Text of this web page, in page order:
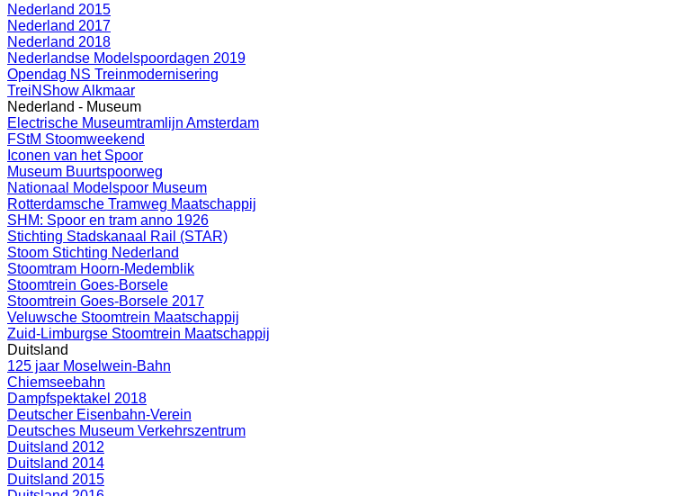
Nederland 2015
Nederland 2017
Nederland 2018
Nederlandse Modelspoordagen 2019
Opendag NS Treinmodernisering
TreiNShow Alkmaar
Nederland - Museum
Electrische Museumtramlijn Amsterdam
FStM Stoomweekend
Iconen van het Spoor
Museum Buurtspoorweg
Nationaal Modelspoor Museum
Rotterdamsche Tramweg Maatschappij
SHM: Spoor en tram anno 1926
Stichting Stadskanaal Rail (STAR)
Stoom Stichting Nederland
Stoomtram Hoorn-Medemblik
Stoomtrein Goes-Borsele
Stoomtrein Goes-Borsele 2017
Veluwsche Stoomtrein Maatschappij
Zuid-Limburgse Stoomtrein Maatschappij
Duitsland
125 jaar Moselwein-Bahn
Chiemseebahn
Dampfspektakel 2018
Deutscher Eisenbahn-Verein
Deutsches Museum Verkehrszentrum
Duitsland 2012
Duitsland 2014
Duitsland 2015